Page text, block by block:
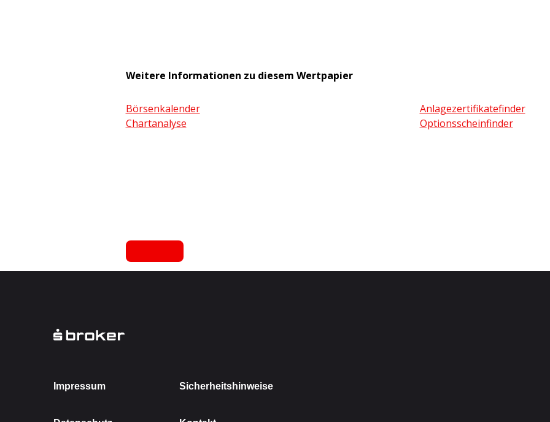
Weitere Informationen zu diesem Wertpapier
Börsenkalender
Chartanalyse
Anlagezertifikatefinder
Optionsscheinfinder